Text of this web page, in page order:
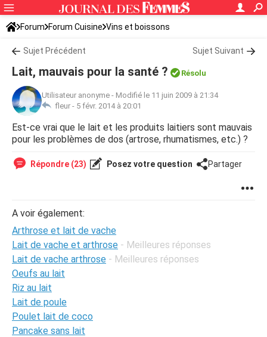
Forum Forum Cuisine Vins et boissons
Sujet Précédent Sujet Suivant
Lait, mauvais pour la santé ? Résolu
Utilisateur anonyme - Modifié le 11 juin 2009 à 21:34
fleur - 5 févr. 2014 à 20:01
Est-ce vrai que le lait et les produits laitiers sont mauvais
pour les problèmes de dos (artrose, rhumatismes, etc.) ?
Répondre (23) Posez votre question Partager
A voir également:
Arthrose et lait de vache
Lait de vache et arthrose - Meilleures réponses
Lait de vache arthrose - Meilleures réponses
Oeufs au lait
Riz au lait
Lait de poule
Poulet lait de coco
Pancake sans lait